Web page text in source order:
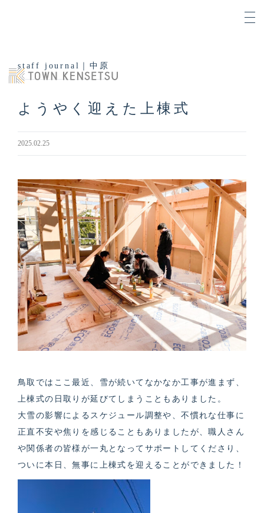
staff journal｜中原
ようやく迎えた上棟式
2025.02.25
鳥取ではここ最近、雪が続いてなかなか工事が進まず、
上棟式の日取りが延びてしまうこともありました。
大雪の影響によるスケジュール調整や、不慣れな仕事に
正直不安や焦りを感じることもありましたが、職人さん
や関係者の皆様が一丸となってサポートしてくださり、
ついに本日、無事に上棟式を迎えることができました！